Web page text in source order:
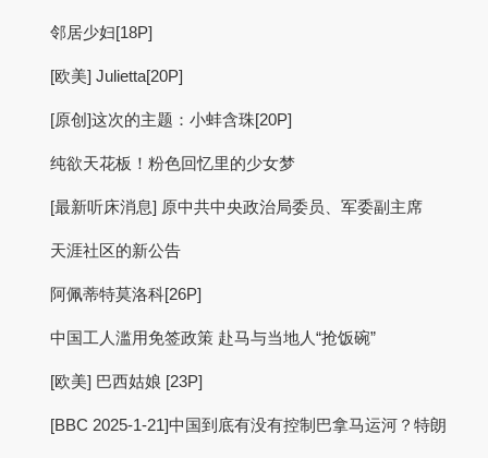
邻居少妇[18P]
[欧美] Julietta[20P]
[原创]这次的主题：小蚌含珠[20P]
纯欲天花板！粉色回忆里的少女梦
[最新听床消息] 原中共中央政治局委员、军委副主席
天涯社区的新公告
阿佩蒂特莫洛科[26P]
中国工人滥用免签政策 赴马与当地人“抢饭碗”
[欧美] 巴西姑娘 [23P]
[BBC 2025-1-21]中国到底有没有控制巴拿马运河？特朗